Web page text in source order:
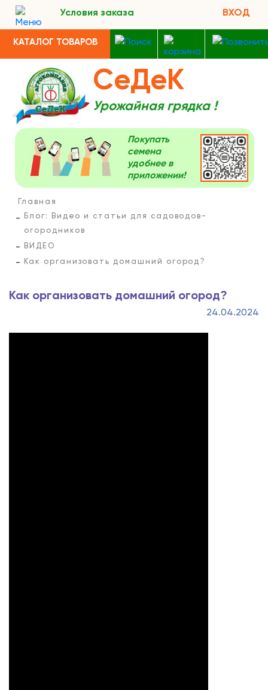
Условия заказа ВХОД
КАТАЛОГ ТОВАРОВ
СеДеК
Урожайная грядка !
Покупать
семена
удобнее в
приложении!
Главная
Блог: Видео и статьи для садоводов-
огородников
ВИДЕО
Как организовать домашний огород?
Как организовать домашний огород?
24.04.2024